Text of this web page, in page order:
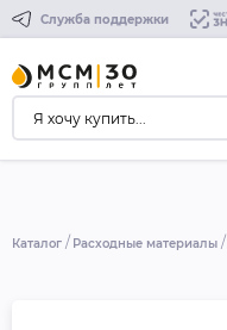
Служба поддержки
Каталог Расходные материалы